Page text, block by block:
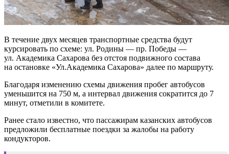
В течение двух месяцев транспортные средства будут
курсировать по схеме: ул. Родины — пр. Победы —
ул. Академика Сахарова без отстоя подвижного состава
на остановке «Ул.Академика Сахарова» далее по маршруту.
Благодаря изменению схемы движения пробег автобусов
уменьшится на 750 м, а интервал движения сократится до 7
минут, отметили в комитете.
Ранее стало известно, что пассажирам казанских автобусов
предложили бесплатные поездки за жалобы на работу
кондукторов.